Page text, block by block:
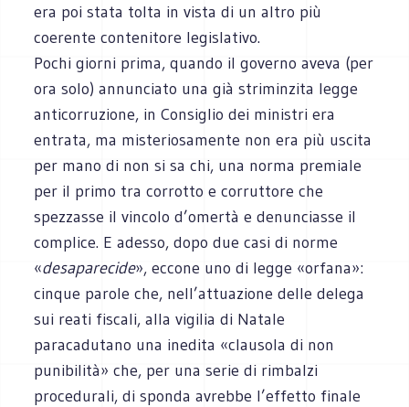
era poi stata tolta in vista di un altro più
coerente contenitore legislativo.
Pochi giorni prima, quando il governo aveva (per
ora solo) annunciato una già striminzita legge
anticorruzione, in Consiglio dei ministri era
entrata, ma misteriosamente non era più uscita
per mano di non si sa chi, una norma premiale
per il primo tra corrotto e corruttore che
spezzasse il vincolo d’omertà e denunciasse il
complice. E adesso, dopo due casi di norme
«desaparecide», eccone uno di legge «orfana»:
cinque parole che, nell’attuazione delle delega
sui reati fiscali, alla vigilia di Natale
paracadutano una inedita «clausola di non
punibilità» che, per una serie di rimbalzi
procedurali, di sponda avrebbe l’effetto finale